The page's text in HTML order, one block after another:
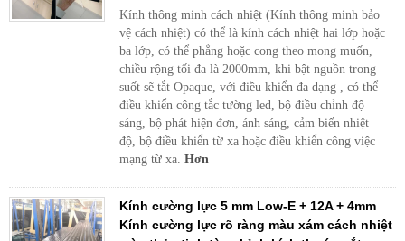
Kính thông minh cách nhiệt (Kính thông minh bảo
vệ cách nhiệt) có thể là kính cách nhiệt hai lớp hoặc
ba lớp, có thể phẳng hoặc cong theo mong muốn,
chiều rộng tối đa là 2000mm, khi bật nguồn trong
suốt sẽ tắt Opaque, với điều khiển đa dạng , có thể
điều khiển công tắc tường led, bộ điều chỉnh độ
sáng, bộ phát hiện đơn, ánh sáng, cảm biến nhiệt
độ, bộ điều khiển từ xa hoặc điều khiển công việc
mạng từ xa. Hơn
Kính cường lực 5 mm Low-E + 12A + 4mm
Kính cường lực rõ ràng màu xám cách nhiệt